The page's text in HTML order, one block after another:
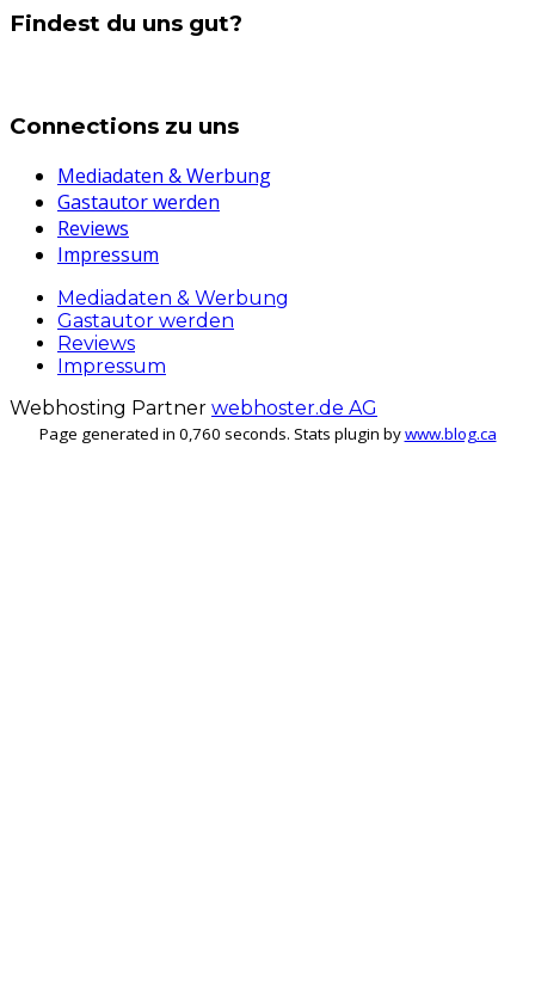
Findest du uns gut?
Connections zu uns
Mediadaten & Werbung
Gastautor werden
Reviews
Impressum
Mediadaten & Werbung
Gastautor werden
Reviews
Impressum
Webhosting Partner webhoster.de AG
Page generated in 0,760 seconds. Stats plugin bywww.blog.ca